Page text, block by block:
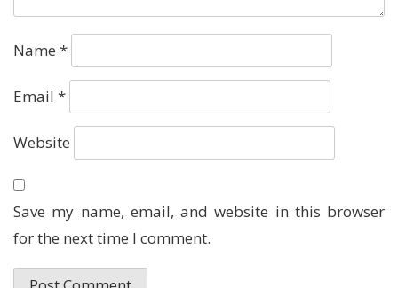
Name *
Email *
Website
Save my name, email, and website in this browser
for the next time I comment.